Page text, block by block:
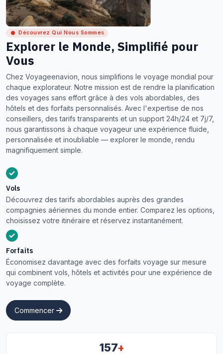
Découvrez Qui Nous Sommes
Explorer le Monde, Simplifié pour
Vous
Chez Voyageenavion, nous simplifions le voyage mondial pour
chaque explorateur. Notre mission est de rendre la planification
des voyages sans effort grâce à des vols abordables, des
hôtels et des forfaits personnalisés. Avec l'expertise de nos
conseillers, des tarifs transparents et un support 24h/24 et 7j/7,
nous garantissons à chaque voyageur une expérience fluide,
personnalisée et inoubliable — explorer le monde, rendu
magnifiquement simple.
Vols
Découvrez des tarifs abordables auprès des grandes
compagnies aériennes du monde entier. Comparez les options,
choisissez votre itinéraire et réservez instantanément.
Forfaits
Économisez davantage avec des forfaits voyage sur mesure
qui combinent vols, hôtels et activités pour une expérience de
voyage complète.
Commencer
157+